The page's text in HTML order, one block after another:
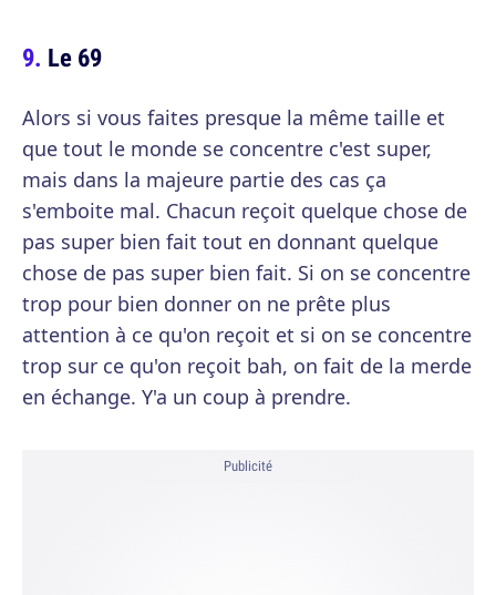
Le 69
Alors si vous faites presque la même taille et
que tout le monde se concentre c'est super,
mais dans la majeure partie des cas ça
s'emboite mal. Chacun reçoit quelque chose de
pas super bien fait tout en donnant quelque
chose de pas super bien fait. Si on se concentre
trop pour bien donner on ne prête plus
attention à ce qu'on reçoit et si on se concentre
trop sur ce qu'on reçoit bah, on fait de la merde
en échange. Y'a un coup à prendre.
Publicité